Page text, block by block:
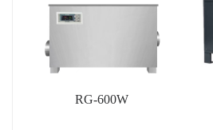
RG-600W